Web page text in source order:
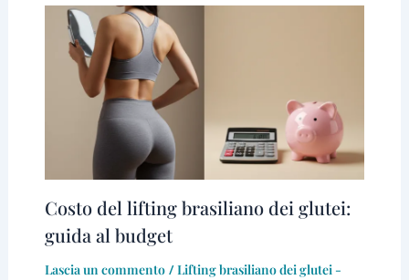
Costo del lifting brasiliano dei glutei:
guida al budget
Lascia un commento /Lifting brasiliano dei glutei -